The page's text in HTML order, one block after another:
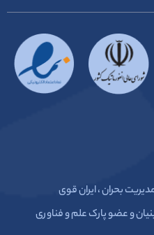
بحران ، ایران قوی
و عضو پارک علم و فناوری